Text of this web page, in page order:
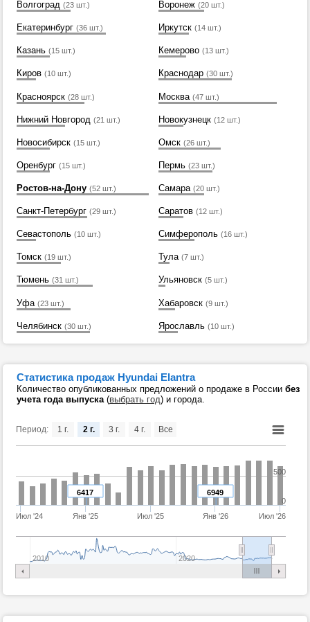
Волгоград (23 шт.) Воронеж (20 шт.)
Екатеринбург (36 шт.) Иркутск (14 шт.)
Казань (15 шт.) Кемерово (13 шт.)
Киров (10 шт.) Краснодар (30 шт.)
Красноярск (28 шт.) Москва (47 шт.)
Нижний Новгород (21 шт.) Новокузнецк (12 шт.)
Новосибирск (15 шт.) Омск (26 шт.)
Оренбург (15 шт.) Пермь (23 шт.)
Ростов-на-Дону (52 шт.) Самара (20 шт.)
Санкт-Петербург (29 шт.) Саратов (12 шт.)
Севастополь (10 шт.) Симферополь (16 шт.)
Томск (19 шт.) Тула (7 шт.)
Тюмень (31 шт.) Ульяновск (5 шт.)
Уфа (23 шт.) Хабаровск (9 шт.)
Челябинск (30 шт.) Ярославль (10 шт.)
Статистика продаж Hyundai Elantra
Количество опубликованных предложений о продаже в России без
учета года выпуска(выбрать год) и города.
Период:
6949
6417
Июл '24 Янв '25 Июл '25 Янв '26 Июл '26
2010 2020
0
500
1 г. 2 г. 3 г. 4 г. Все